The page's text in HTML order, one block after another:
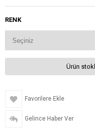
RENK
Ürün
Favorilere Ekle
Gelince Haber Ver